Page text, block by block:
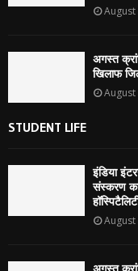
August
अगस्त
खिलाफ
August
STUDENT LIFE
इंडिया
संस्करण का
August